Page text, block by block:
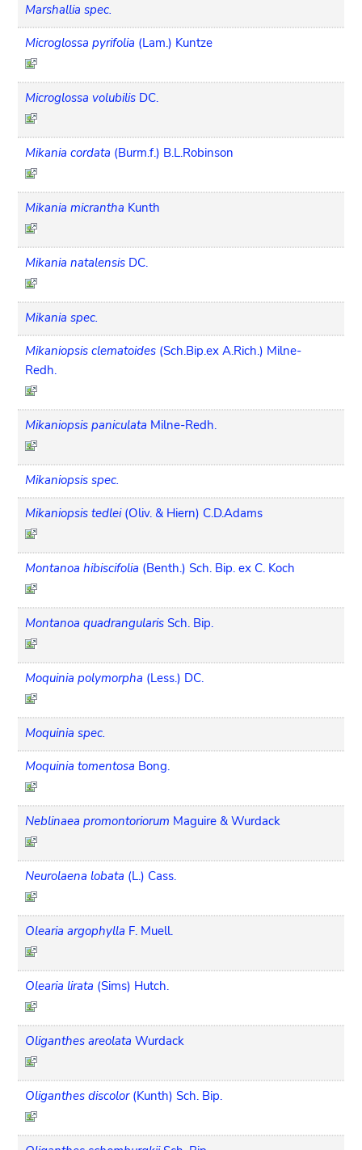
Marshallia spec.
Microglossa pyrifolia (Lam.) Kuntze
Microglossa volubilis DC.
Mikania cordata (Burm.f.) B.L.Robinson
Mikania micrantha Kunth
Mikania natalensis DC.
Mikania spec.
Mikaniopsis clematoides (Sch.Bip.ex A.Rich.) Milne-
Redh.
Mikaniopsis paniculata Milne-Redh.
Mikaniopsis spec.
Mikaniopsis tedlei (Oliv. & Hiern) C.D.Adams
Montanoa hibiscifolia (Benth.) Sch. Bip. ex C. Koch
Montanoa quadrangularis Sch. Bip.
Moquinia polymorpha (Less.) DC.
Moquinia spec.
Moquinia tomentosa Bong.
Neblinaea promontoriorum Maguire & Wurdack
Neurolaena lobata (L.) Cass.
Olearia argophylla F. Muell.
Olearia lirata (Sims) Hutch.
Oliganthes areolata Wurdack
Oliganthes discolor (Kunth) Sch. Bip.